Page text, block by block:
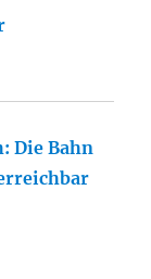
Die Bahn